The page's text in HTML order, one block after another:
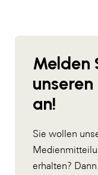
Melden
an!
Sie wollen
erhalten?